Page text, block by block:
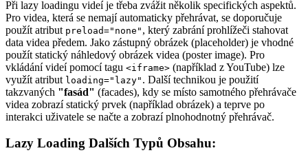
Při lazy loadingu videí je třeba zvážit několik specifických aspektů.
Pro videa, která se nemají automaticky přehrávat, se doporučuje
použít atribut preload="none" , který zabrání prohlížeči stahovat
data videa předem. Jako zástupný obrázek (placeholder) je vhodné
použít statický náhledový obrázek videa (poster image). Pro
vkládání videí pomocí tagu <iframe> (například z YouTube) lze
využít atribut loading="lazy" . Další technikou je použití
takzvaných "fasád" (facades), kdy se místo samotného přehrávače
videa zobrazí statický prvek (například obrázek) a teprve po
interakci uživatele se načte a zobrazí plnohodnotný přehrávač.
Lazy Loading Dalších Typů Obsahu: